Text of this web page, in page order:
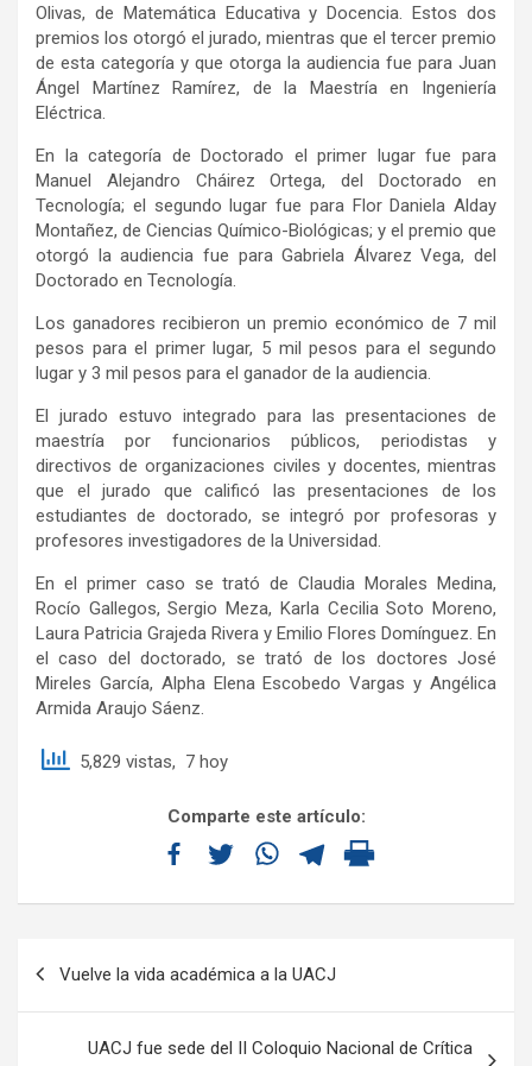
Olivas, de Matemática Educativa y Docencia. Estos dos
premios los otorgó el jurado, mientras que el tercer premio
de esta categoría y que otorga la audiencia fue para Juan
Ángel Martínez Ramírez, de la Maestría en Ingeniería
Eléctrica.
En la categoría de Doctorado el primer lugar fue para
Manuel Alejandro Cháirez Ortega, del Doctorado en
Tecnología; el segundo lugar fue para Flor Daniela Alday
Montañez, de Ciencias Químico-Biológicas; y el premio que
otorgó la audiencia fue para Gabriela Álvarez Vega, del
Doctorado en Tecnología.
Los ganadores recibieron un premio económico de 7 mil
pesos para el primer lugar, 5 mil pesos para el segundo
lugar y 3 mil pesos para el ganador de la audiencia.
El jurado estuvo integrado para las presentaciones de
maestría por funcionarios públicos, periodistas y
directivos de organizaciones civiles y docentes, mientras
que el jurado que calificó las presentaciones de los
estudiantes de doctorado, se integró por profesoras y
profesores investigadores de la Universidad.
En el primer caso se trató de Claudia Morales Medina,
Rocío Gallegos, Sergio Meza, Karla Cecilia Soto Moreno,
Laura Patricia Grajeda Rivera y Emilio Flores Domínguez. En
el caso del doctorado, se trató de los doctores José
Mireles García, Alpha Elena Escobedo Vargas y Angélica
Armida Araujo Sáenz.
5,829 vistas, 7 hoy
Comparte este artículo:
Vuelve la vida académica a la UACJ
UACJ fue sede del II Coloquio Nacional de Crítica